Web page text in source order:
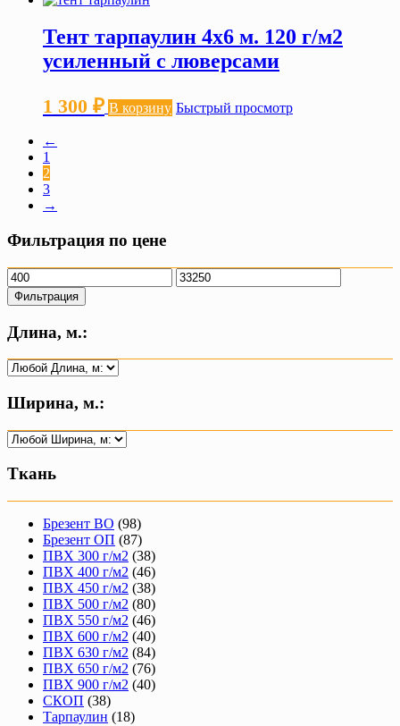
Тент тарпаулин 4х6 м. 120 г/м2
усиленный с люверсами
1 300 ₽ В корзину Быстрый просмотр
←
1
2
3
→
Фильтрация по цене
Минимальная
цена
Максимальная
цена
Фильтрация
Длина, м.:
Ширина, м.:
Ткань
Брезент ВО (98)
Брезент ОП (87)
ПВХ 300 г/м2 (38)
ПВХ 400 г/м2 (46)
ПВХ 450 г/м2 (38)
ПВХ 500 г/м2 (80)
ПВХ 550 г/м2 (46)
ПВХ 600 г/м2 (40)
ПВХ 630 г/м2 (84)
ПВХ 650 г/м2 (76)
ПВХ 900 г/м2 (40)
СКОП (38)
Тарпаулин (18)